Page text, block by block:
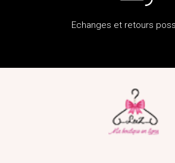
Echanges et retours